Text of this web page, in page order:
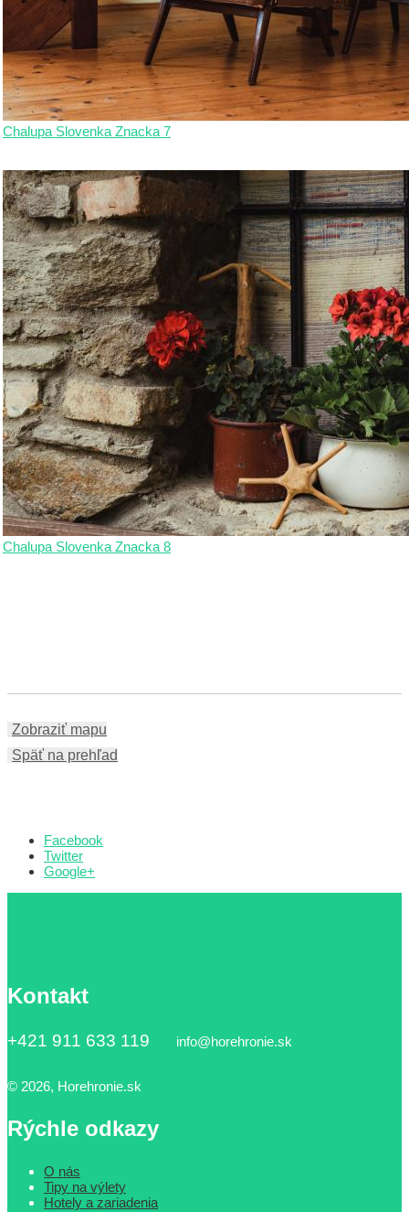
Chalupa Slovenka Znacka 7
Chalupa Slovenka Znacka 8
Zobraziť mapu
Späť na prehľad
Facebook
Twitter
Google+
Kontakt
+421 911 633 119 info@horehronie.sk
© 2026, Horehronie.sk
Rýchle odkazy
O nás
Tipy na výlety
Hotely a zariadenia